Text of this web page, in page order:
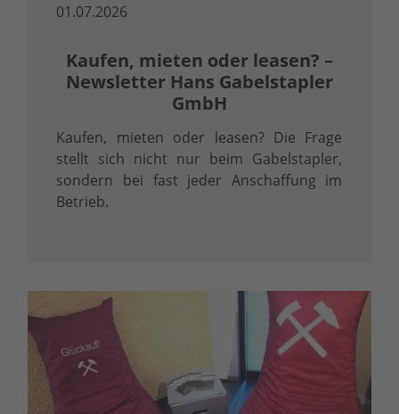
01.07.2026
Kaufen, mieten oder leasen? –
Newsletter Hans Gabelstapler
GmbH
Kaufen, mieten oder leasen? Die Frage
stellt sich nicht nur beim Gabelstapler,
sondern bei fast jeder Anschaffung im
Betrieb.